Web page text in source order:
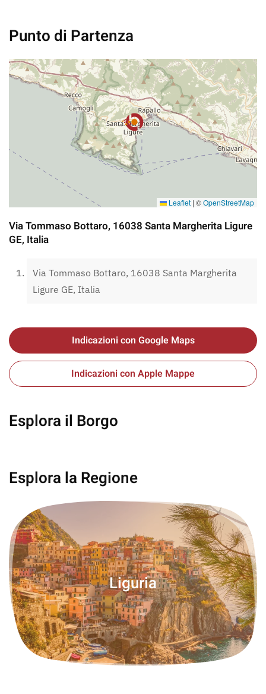
Punto di Partenza
Leaflet | ©OpenStreetMap
Via Tommaso Bottaro, 16038 Santa Margherita Ligure
GE, Italia
Via Tommaso Bottaro, 16038 Santa Margherita
Ligure GE, Italia
Indicazioni con Google Maps
Indicazioni con Apple Mappe
Esplora il Borgo
Esplora la Regione
Liguria